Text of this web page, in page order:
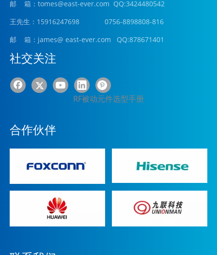
邮 箱：tomes@east-ever.com QQ:3424480542
王先生：15916247698 0756-8898808-816
邮 箱：james@ east-ever.com QQ:878671401
社交关注
RF被动元件选型手册
合作伙伴